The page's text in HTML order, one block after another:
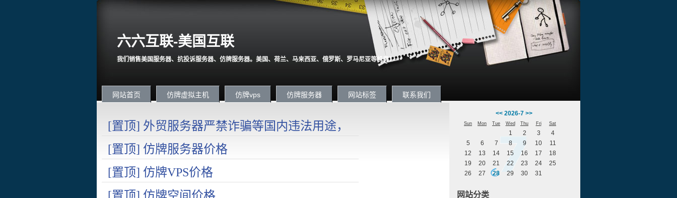
六六互联-美国互联
我们销售美国服务器、抗投诉服务器、仿牌服务器。美国、荷兰、马来西亚、俄罗斯、罗马尼亚等机房！
网站首页 仿牌虚拟主机 仿牌vps 仿牌服务器 网站标签 联系我们
[置顶] 外贸服务器严禁诈骗等国内违法用途，
国内在严打诈骗。
[置顶] 仿牌服务器价格
[置顶] 仿牌VPS价格
<< 2026-7 >>
Sun Mon Tue Wed Thu Fri Sat
1 2 3
4
5
6 7 8 9 10
11
12
13 14 15 16 17
18
19
20 21 22 23 24
25
26
27 28 29 30 31
网站分类